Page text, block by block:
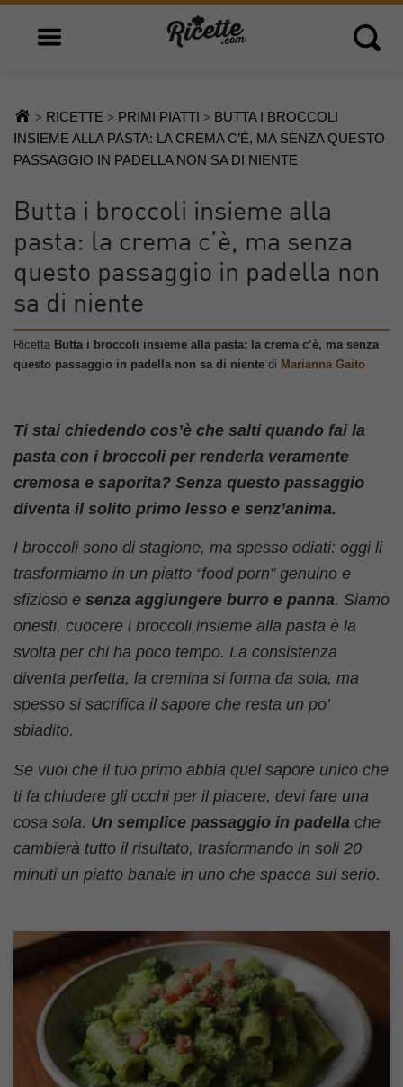
Open main menu Open
> RICETTE > PRIMI PIATTI > BUTTA I BROCCOLI
INSIEME ALLA PASTA: LA CREMA C’È, MA SENZA QUESTO
PASSAGGIO IN PADELLA NON SA DI NIENTE
Butta i broccoli insieme alla
pasta: la crema c’è, ma senza
questo passaggio in padella non
sa di niente
Ricetta Butta i broccoli insieme alla pasta: la crema c’è, ma senza
questo passaggio in padella non sa di niente di Marianna Gaito
Ti stai chiedendo cos’è che salti quando fai la
pasta con i broccoli per renderla veramente
cremosa e saporita? Senza questo passaggio
diventa il solito primo lesso e senz’anima.
I broccoli sono di stagione, ma spesso odiati: oggi li
trasformiamo in un piatto “food porn” genuino e
sfizioso e senza aggiungere burro e panna. Siamo
onesti, cuocere i broccoli insieme alla pasta è la
svolta per chi ha poco tempo. La consistenza
diventa perfetta, la cremina si forma da sola, ma
spesso si sacrifica il sapore che resta un po’
sbiadito.
Se vuoi che il tuo primo abbia quel sapore unico che
ti fa chiudere gli occhi per il piacere, devi fare una
cosa sola. Un semplice passaggio in padella che
cambierà tutto il risultato, trasformando in soli 20
minuti un piatto banale in uno che spacca sul serio.